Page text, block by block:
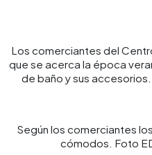
Los comerciantes del
que se acerca la época
de baño y sus
Según los comerciantes
cómodos. Foto